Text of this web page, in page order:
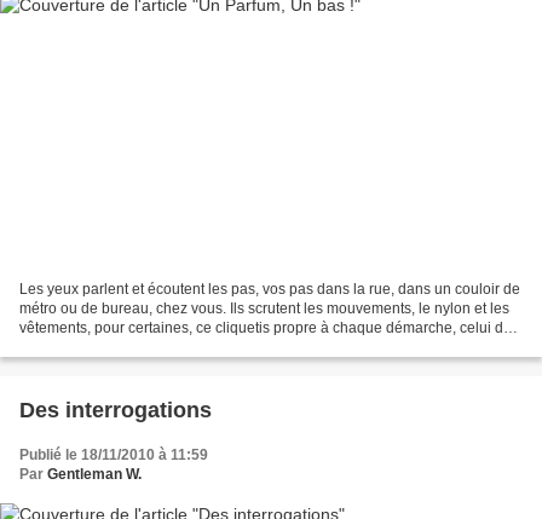
Les yeux parlent et écoutent les pas, vos pas dans la rue, dans un couloir de
métro ou de bureau, chez vous. Ils scrutent les mouvements, le nylon et les
vêtements, pour certaines, ce cliquetis propre à chaque démarche, celui de
Des interrogations
Publié le 18/11/2010 à 11:59
Par Gentleman W.